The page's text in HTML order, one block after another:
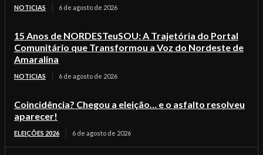
NOTICIAS 6 de agosto de 2026
15 Anos de NORDESTeuSOU: A Trajetória do Portal
Comunitário que Transformou a Voz do Nordeste de
Amaralina
NOTICIAS 6 de agosto de 2026
Coincidência? Chegou a eleição… e o asfalto resolveu
aparecer!
ELEIÇÕES 2026 6 de agosto de 2026